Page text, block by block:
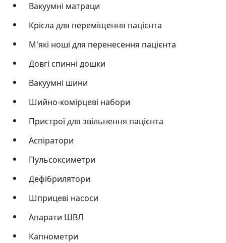
Вакуумні матраци
Крісла для переміщення пацієнта
М'які ноші для перенесення пацієнта
Довгі спинні дошки
Вакуумні шини
Шийно-комірцеві набори
Пристрої для звільнення пацієнта
Аспіратори
Пульсоксиметри
Дефібрилятори
Шприцеві насоси
Апарати ШВЛ
Капнометри